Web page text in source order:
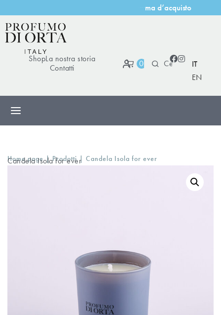
ma d ’acquisto
ShopLa nostra storia
Contatti
0
IT
EN
Home page | Prodotti | Candela Isola for ever
Candela Isola for ever